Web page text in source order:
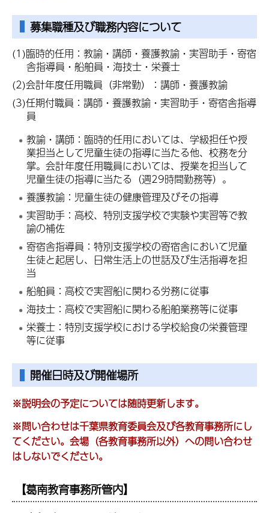
募集職種及び職務内容について
(1)臨時的任用：教諭・講師・養護教諭・実習助手・寄宿
舎指導員・船舶員・海技士・栄養士
(2)会計年度任用職員（非常勤）：講師・養護教諭
(3)任期付職員：講師・養護教諭・実習助手・寄宿舎指導
員
教諭・講師：臨時的任用においては、学級担任や授
業担当として児童生徒の指導に当たる他、校務を分
掌。会計年度任用職員においては、授業を担当して
児童生徒の指導に当たる（週29時間勤務等）。
養護教諭：児童生徒の健康管理及びその指導
実習助手：高校、特別支援学校で実験や実習等で教
諭の補佐
寄宿舎指導員：特別支援学校の寄宿舎において児童
生徒と起居し、日常生活上の世話及び生活指導を担
当
船舶員：高校で実習船に関わる労務に従事
海技士：高校で実習船に関わる船舶業務等に従事
栄養士：特別支援学校における学校給食の栄養管理
等に従事
開催日時及び開催場所
※説明会の予定については随時更新します。
※問い合わせは千葉県教育委員会及び各教育事務所にし
てください。会場（各教育事務所以外）への問い合わせ
はしないでください。
【葛南教育事務所管内】